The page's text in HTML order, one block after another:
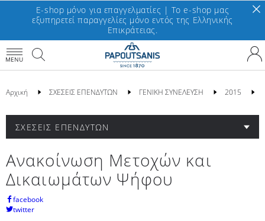
E-shop μόνο για επαγγελματίες | To e-shop μας
εξυπηρετεί παραγγελίες μόνο εντός της Ελληνικής
Επικράτειας.
MENU
Αρχική ΣΧΕΣΕΙΣ ΕΠΕΝΔΥΤΩΝ ΓΕΝΙΚΗ ΣΥΝΕΛΕΥΣΗ 2015
ΣΧΕΣΕΙΣ ΕΠΕΝΔΥΤΩΝ
Ανακοίνωση Μετοχών και
Δικαιωμάτων Ψήφου
facebook
twitter